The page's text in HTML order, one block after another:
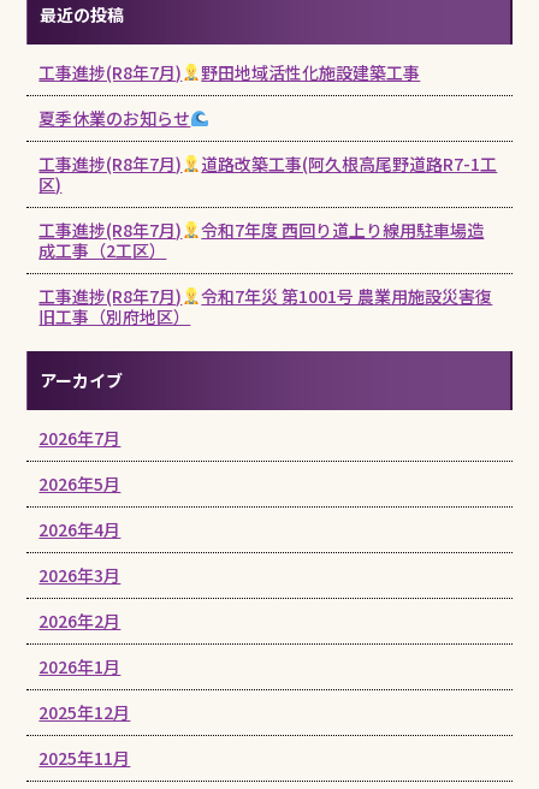
最近の投稿
工事進捗(R8年7月)
野田地域活性化施設建築工事
夏季休業のお知らせ
工事進捗(R8年7月)
道路改築工事(阿久根高尾野道路R7-1工
区)
工事進捗(R8年7月)
令和7年度 西回り道上り線用駐車場造
成工事（2工区）
工事進捗(R8年7月)
令和7年災 第1001号 農業用施設災害復
旧工事（別府地区）
アーカイブ
2026年7月
2026年5月
2026年4月
2026年3月
2026年2月
2026年1月
2025年12月
2025年11月